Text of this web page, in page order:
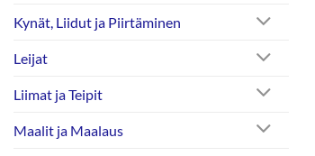
Kynät, Liidut ja Piirtäminen
Leijat
Liimat ja Teipit
Maalit ja Maalaus